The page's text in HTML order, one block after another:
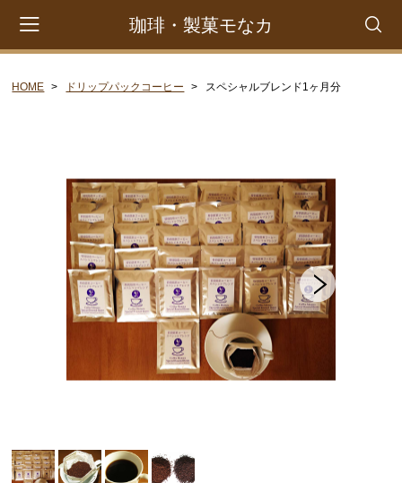
珈琲・製菓モなカ
ドリップパックコーヒー
コーヒー豆
水出しコーヒーバッグ
HOME ドリップパックコーヒー スペシャルブレンド1ヶ月分